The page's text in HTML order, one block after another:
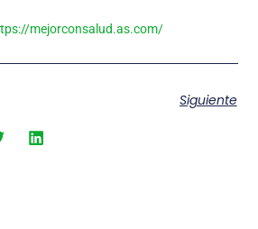
mejorconsalud.as.com/
Siguiente